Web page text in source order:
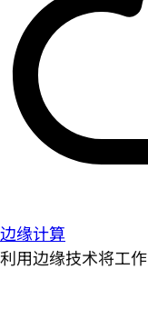
边缘计算
利用边缘技术将工